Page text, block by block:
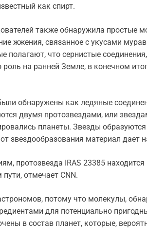
как спирт.
также обнаружила простые
жжения, связанное с укусами
полагают, что сернистые
на ранней Земле, в конечном
обнаружены как ледяные
двумя протозвездами, или
планеты. Звезды
звездообразования материал дает
протозвезда IRAS 23385 находится
отмечает CNN.
потому что молекулы,
для потенциально
в состав планет, которые,